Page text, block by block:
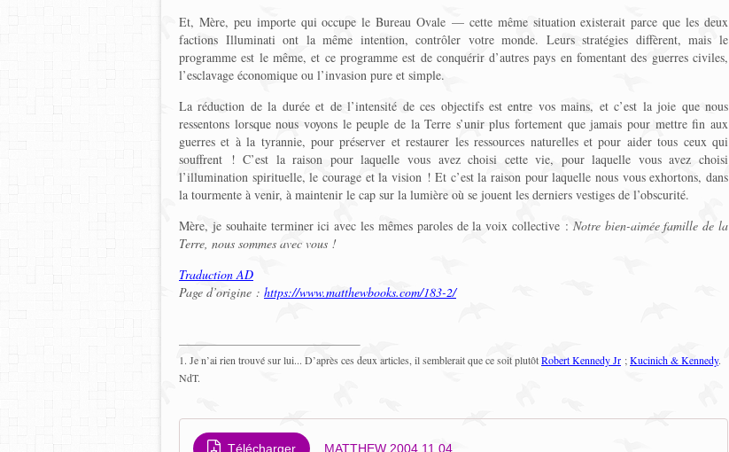
Et, Mère, peu importe qui occupe le Bureau Ovale — cette même situation existerait parce que les deux
factions Illuminati ont la même intention, contrôler votre monde. Leurs stratégies diffèrent, mais le
programme est le même, et ce programme est de conquérir d’autres pays en fomentant des guerres civiles,
l’esclavage économique ou l’invasion pure et simple.
La réduction de la durée et de l’intensité de ces objectifs est entre vos mains, et c’est la joie que nous
ressentons lorsque nous voyons le peuple de la Terre s’unir plus fortement que jamais pour mettre fin aux
guerres et à la tyrannie, pour préserver et restaurer les ressources naturelles et pour aider tous ceux qui
souffrent ! C’est la raison pour laquelle vous avez choisi cette vie, pour laquelle vous avez choisi
l’illumination spirituelle, le courage et la vision ! Et c’est la raison pour laquelle nous vous exhortons, dans
la tourmente à venir, à maintenir le cap sur la lumière où se jouent les derniers vestiges de l’obscurité.
Mère, je souhaite terminer ici avec les mêmes paroles de la voix collective : Notre bien-aimée famille de la
Terre, nous sommes avec vous !
Traduction AD
Page d’origine : https://www.matthewbooks.com/183-2/
1. Je n’ai rien trouvé sur lui... D’après ces deux articles, il semblerait que ce soit plutôtRobert Kennedy Jr ;Kucinich & Kennedy.
NdT.
Télécharger MATTHEW 2004 11 04